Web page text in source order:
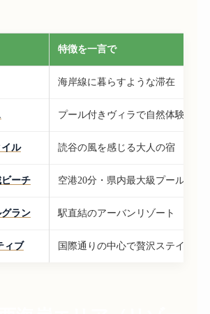
特徴を一言で
海岸線に暮らすような滞在
プール付きヴィラで自然体験
ル 読谷の風を感じる大人の宿
ーチ 空港20分・県内最大級プール
ラン 駅直結のアーバンリゾート
ィブ 国際通りの中心で贅沢ステイ